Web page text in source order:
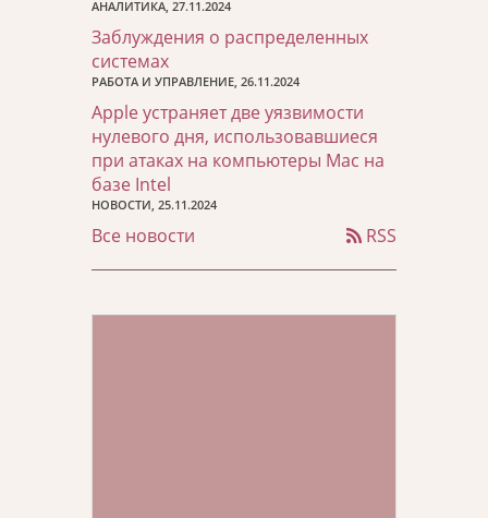
АНАЛИТИКА, 27.11.2024
Заблуждения о распределенных
системах
РАБОТА И УПРАВЛЕНИЕ, 26.11.2024
Apple устраняет две уязвимости
нулевого дня, использовавшиеся
при атаках на компьютеры Mac на
базе Intel
НОВОСТИ, 25.11.2024
Все новости RSS